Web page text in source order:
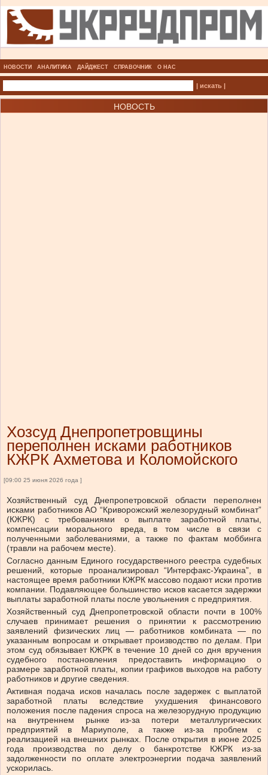
НОВОСТИ АНАЛИТИКА ДАЙДЖЕСТ СПРАВОЧНИК О НАС
| искать |
НОВОСТЬ
Хозсуд Днепропетровщины
переполнен исками работников
КЖРК Ахметова и Коломойского
[09:00 25 июня 2026 года ]
Хозяйственный суд Днепропетровской области переполнен
исками работников АО “Криворожский железорудный комбинат”
(КЖРК) с требованиями о выплате заработной платы,
компенсации морального вреда, в том числе в связи с
полученными заболеваниями, а также по фактам моббинга
(травли на рабочем месте).
Согласно данным Единого государственного реестра судебных
решений, которые проанализировал “Интерфакс-Украина”, в
настоящее время работники КЖРК массово подают иски против
компании. Подавляющее большинство исков касается задержки
выплаты заработной платы после увольнения с предприятия.
Хозяйственный суд Днепропетровской области почти в 100%
случаев принимает решения о принятии к рассмотрению
заявлений физических лиц — работников комбината — по
указанным вопросам и открывает производство по делам. При
этом суд обязывает КЖРК в течение 10 дней со дня вручения
судебного постановления предоставить информацию о
размере заработной платы, копии графиков выходов на работу
работников и другие сведения.
Активная подача исков началась после задержек с выплатой
заработной платы вследствие ухудшения финансового
положения после падения спроса на железорудную продукцию
на внутреннем рынке из-за потери металлургических
предприятий в Мариуполе, а также из-за проблем с
реализацией на внешних рынках. После открытия в июне 2025
года производства по делу о банкротстве КЖРК из-за
задолженности по оплате электроэнергии подача заявлений
ускорилась.